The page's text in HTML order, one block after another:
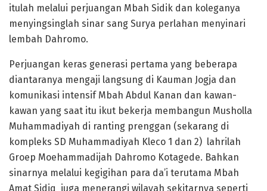
itulah melalui perjuangan Mbah Sidik dan koleganya
menyingsinglah sinar sang Surya perlahan menyinari
lembah Dahromo.
Perjuangan keras generasi pertama yang beberapa
diantaranya mengaji langsung di Kauman Jogja dan
komunikasi intensif Mbah Abdul Kanan dan kawan-
kawan yang saat itu ikut bekerja membangun Musholla
Muhammadiyah di ranting prenggan (sekarang di
kompleks SD Muhammadiyah Kleco 1 dan 2) lahrilah
Groep Moehammadijah Dahromo Kotagede. Bahkan
sinarnya melalui kegigihan para da’i terutama Mbah
Amat Sidiq juga menerangi wilayah sekitarnya seperti